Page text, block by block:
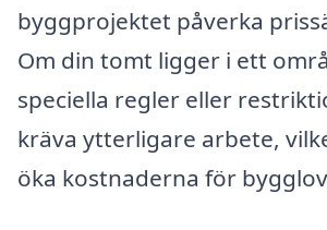
byggprojektet påverka
Om din tomt ligger i ett
speciella regler eller
kräva ytterligare arbete,
öka kostnaderna för